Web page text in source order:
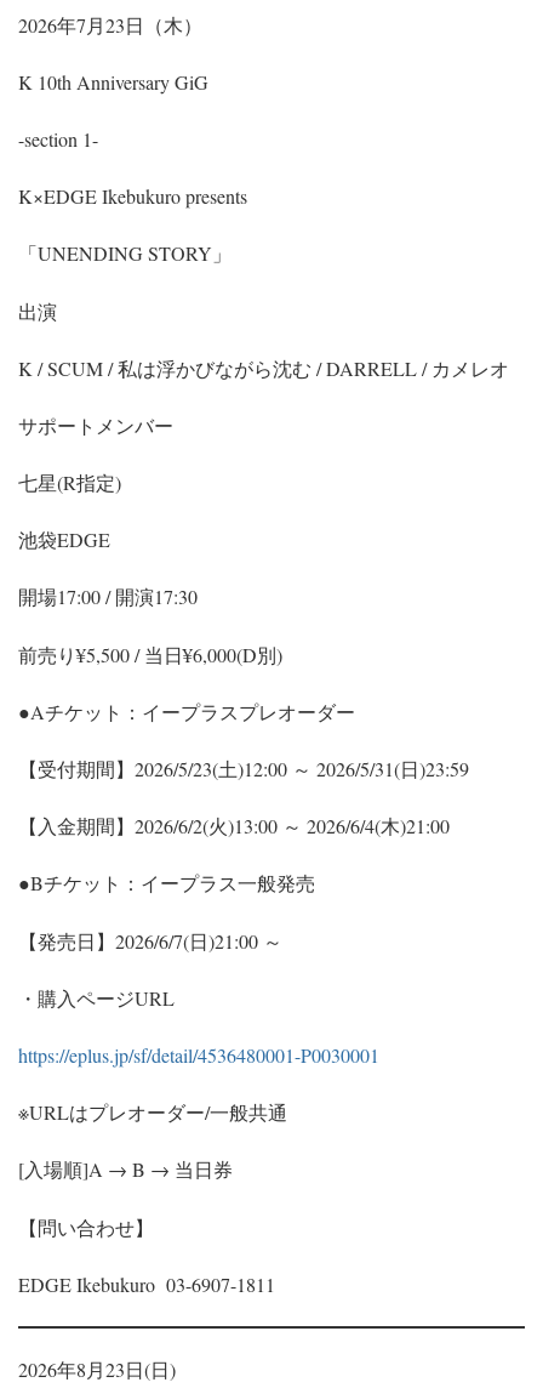
2026年7月23日（木）
K 10th Anniversary GiG
-section 1-
K×EDGE Ikebukuro presents
「UNENDING STORY」
出演
K / SCUM / 私は浮かびながら沈む / DARRELL / カメレオ
サポートメンバー
七星(R指定)
池袋EDGE
開場17:00 / 開演17:30
前売り¥5,500 / 当日¥6,000(D別)
●Aチケット：イープラスプレオーダー
【受付期間】2026/5/23(土)12:00 ～ 2026/5/31(日)23:59
【入金期間】2026/6/2(火)13:00 ～ 2026/6/4(木)21:00
●Bチケット：イープラス一般発売
【発売日】2026/6/7(日)21:00 ～
・購入ページURL
https://eplus.jp/sf/detail/4536480001-P0030001
※URLはプレオーダー/一般共通
[入場順]A → B → 当日券
【問い合わせ】
EDGE Ikebukuro 03-6907-1811
2026年8月23日(日)